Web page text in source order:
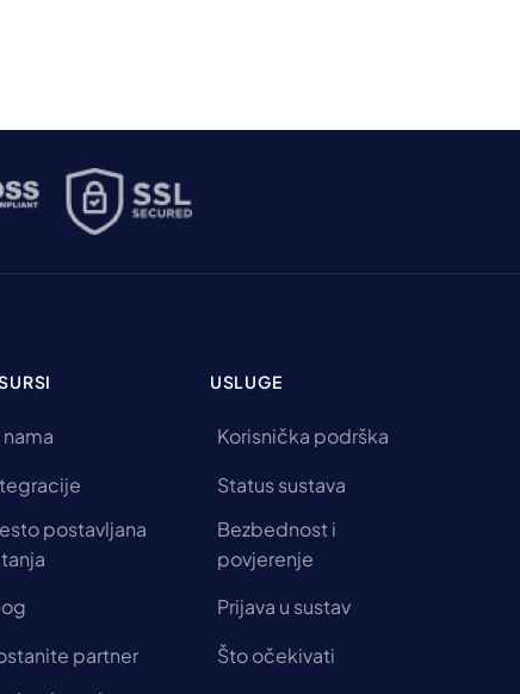
nama
postavljana
partner
USLUGE
Korisnička podrška
Status sustava
Bezbednost i
povjerenje
Prijava u sustav
Što očekivati